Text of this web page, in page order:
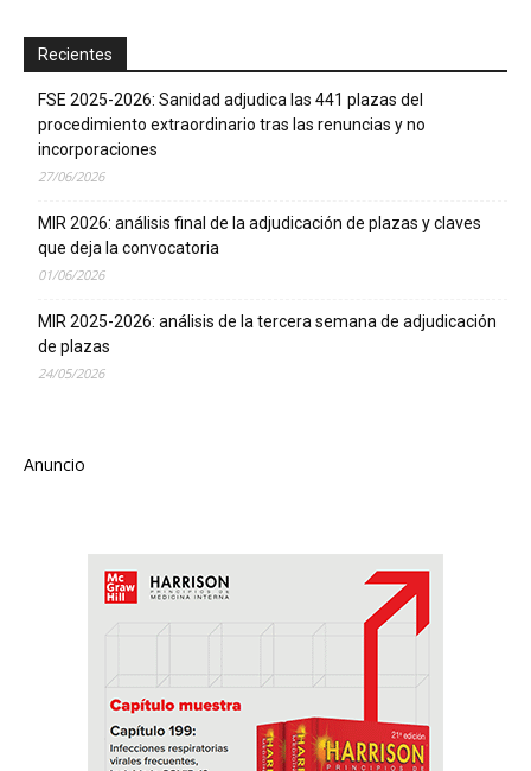
Recientes
FSE 2025-2026: Sanidad adjudica las 441 plazas del
procedimiento extraordinario tras las renuncias y no
incorporaciones
27/06/2026
MIR 2026: análisis final de la adjudicación de plazas y claves
que deja la convocatoria
01/06/2026
MIR 2025-2026: análisis de la tercera semana de adjudicación
de plazas
24/05/2026
Anuncio